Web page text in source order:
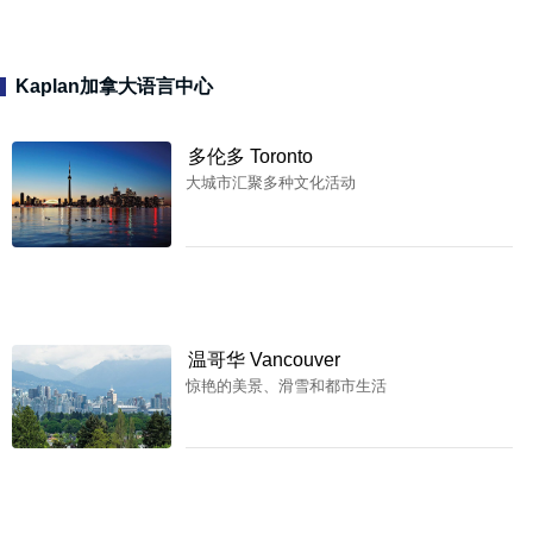
Kaplan加拿大语言中心
多伦多 Toronto
大城市汇聚多种文化活动
温哥华 Vancouver
惊艳的美景、滑雪和都市生活